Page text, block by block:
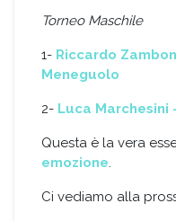
Torneo Maschile
1- Riccardo
Meneguolo
2- Luca Marchesini
Questa è la vera
emozione.
Ci vediamo alla